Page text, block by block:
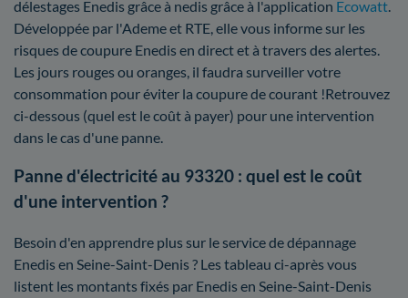
délestages Enedis grâce à nedis grâce à l'application Ecowatt.
Développée par l'Ademe et RTE, elle vous informe sur les
risques de coupure Enedis en direct et à travers des alertes.
Les jours rouges ou oranges, il faudra surveiller votre
consommation pour éviter la coupure de courant !Retrouvez
ci-dessous (quel est le coût à payer) pour une intervention
dans le cas d'une panne.
Panne d'électricité au 93320 : quel est le coût
d'une intervention ?
Besoin d'en apprendre plus sur le service de dépannage
Enedis en Seine-Saint-Denis ? Les tableau ci-après vous
listent les montants fixés par Enedis en Seine-Saint-Denis